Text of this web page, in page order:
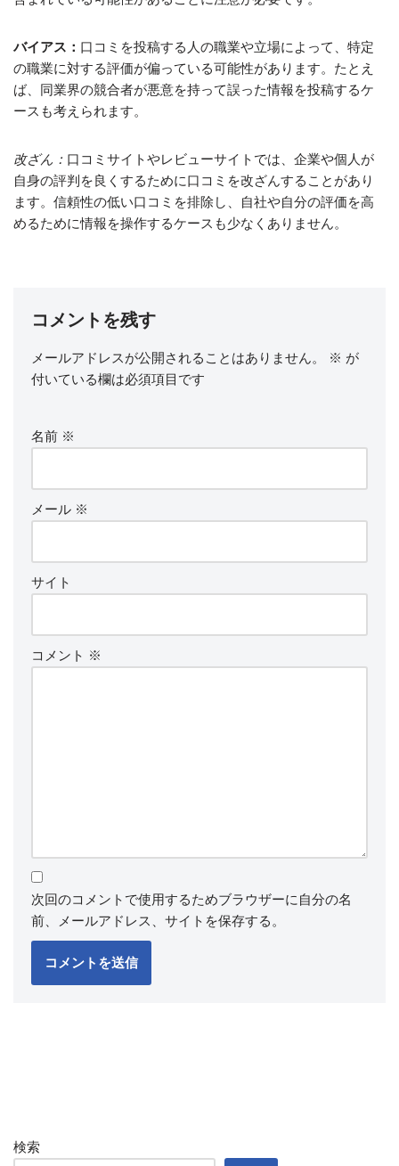
バイアス： 口コミを投稿する人の職業や立場によって、特定
の職業に対する評価が偏っている可能性があります。たとえ
ば、同業界の競合者が悪意を持って誤った情報を投稿するケ
ースも考えられます。
改ざん： 口コミサイトやレビューサイトでは、企業や個人が
自身の評判を良くするために口コミを改ざんすることがあり
ます。信頼性の低い口コミを排除し、自社や自分の評価を高
めるために情報を操作するケースも少なくありません。
コメントを残す
メールアドレスが公開されることはありません。 ※ が
付いている欄は必須項目です
名前 ※
メール ※
サイト
コメント ※
次回のコメントで使用するためブラウザーに自分の名
前、メールアドレス、サイトを保存する。
検索